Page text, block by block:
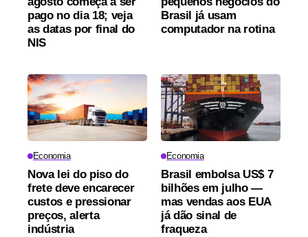
pago no dia 18; veja
as datas por final do
NIS
Brasil já usam
computador na rotina
Economia
Nova lei do piso do
frete deve encarecer
custos e pressionar
preços, alerta
indústria
Economia
Brasil embolsa US$ 7
bilhões em julho —
mas vendas aos EUA
já dão sinal de
fraqueza